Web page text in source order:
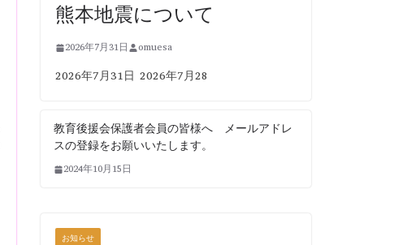
熊本地震について
2026年7月31日 omuesa
2026年7月31日 2026年7月28
教育後援会保護者会員の皆様へ メールアドレ
スの登録をお願いいたします。
2024年10月15日
お知らせ